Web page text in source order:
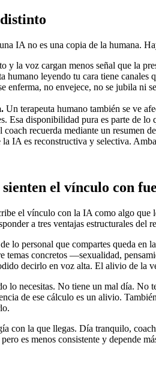
IA no es una copia de la humana.
y la voz cargan menos señal que la
humano leyendo tu cara tiene canales
enferma, no envejece, no se jubila ni
Un terapeuta humano también se ve
Esa disponibilidad pura es parte de
coach recuerda mediante un resumen
IA es reconstructiva y selectiva.
el vínculo con
el vínculo con la IA como algo que
a tres ventajas estructurales
lo personal que compartes queda en
temas concretos —sexualidad,
decirlo en voz alta. El alivio de la
lo necesitas. No tiene un mal día. No
de ese cálculo es un alivio.
con la que llegas. Día tranquilo,
es menos consistente y depende